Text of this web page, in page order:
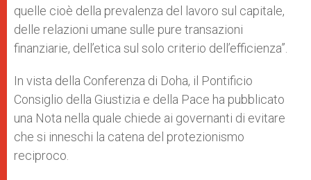
quelle cioè della prevalenza del lavoro sul capitale,
delle relazioni umane sulle pure transazioni
finanziarie, dell’etica sul solo criterio dell’efficienza”.
In vista della Conferenza di Doha, il Pontificio
Consiglio della Giustizia e della Pace ha pubblicato
una Nota nella quale chiede ai governanti di evitare
che si inneschi la catena del protezionismo
reciproco.